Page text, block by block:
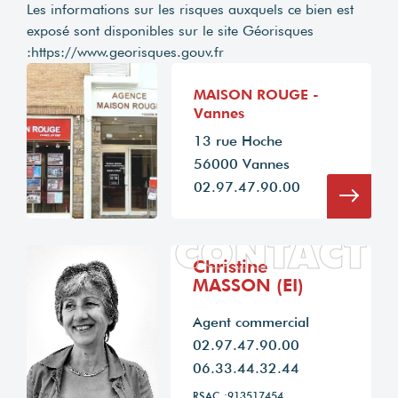
Les informations sur les risques auxquels ce bien est
exposé sont disponibles sur le site Géorisques
:https://www.georisques.gouv.fr
MAISON ROUGE -
Vannes
13 rue Hoche
56000 Vannes
02.97.47.90.00
CONTACT
Christine
MASSON (EI)
Agent commercial
02.97.47.90.00
06.33.44.32.44